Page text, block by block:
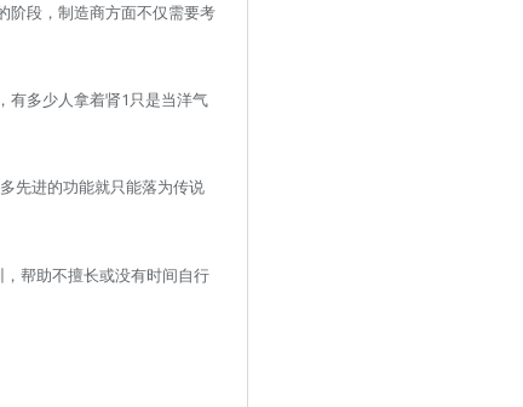
阶段，制造商方面不仅需要考
有多少人拿着肾1只是当洋气
先进的功能就只能落为传说
帮助不擅长或没有时间自行